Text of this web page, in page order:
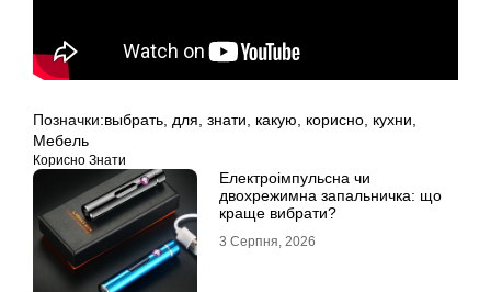
Позначки:выбрать для знати какую корисно кухни
Мебель
Корисно Знати
Електроімпульсна чи
двохрежимна запальничка: що
краще вибрати?
3 Серпня, 2026